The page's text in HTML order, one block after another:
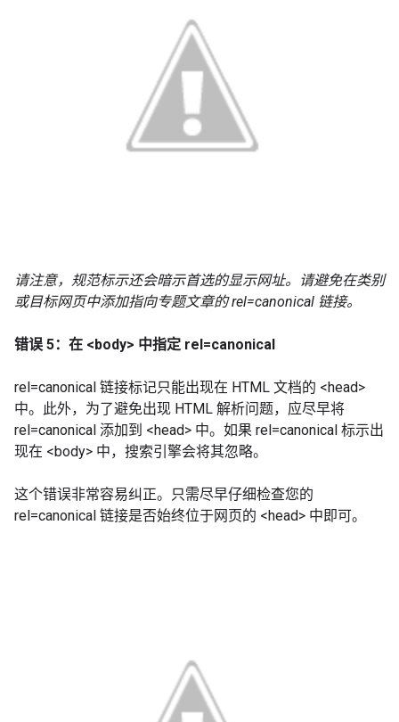
请注意，规范标示还会暗示首选的显示网址。请避免在类别
或目标网页中添加指向专题文章的 rel=canonical 链接。
错误 5：在 <body> 中指定 rel=canonical
rel=canonical 链接标记只能出现在 HTML 文档的 <head>
中。此外，为了避免出现 HTML 解析问题，应尽早将
rel=canonical 添加到 <head> 中。如果 rel=canonical 标示出
现在 <body> 中，搜索引擎会将其忽略。
这个错误非常容易纠正。只需尽早仔细检查您的
rel=canonical 链接是否始终位于网页的 <head> 中即可。